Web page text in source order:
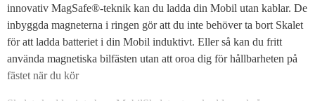
innovativ MagSafe®-teknik kan du ladda din Mobil utan kablar. De
inbyggda magneterna i ringen gör att du inte behöver ta bort Skalet
för att ladda batteriet i din Mobil induktivt. Eller så kan du fritt
använda magnetiska bilfästen utan att oroa dig för hållbarheten på
fästet när du kör